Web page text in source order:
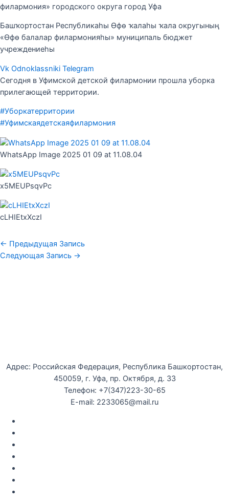
филармония» городского округа город Уфа
Башҡортостан Республикаһы Өфө ҡалаһы ҡала округының
«Өфө балалар филармонияһы» муниципаль бюджет
учреждениеһы
Vk Odnoklassniki Telegram
Сегодня в Уфимской детской филармонии прошла уборка
прилегающей территории.
#Уборкатерритории
#Уфимскаядетскаяфилармония
WhatsApp Image 2025 01 09 at 11.08.04
x5MEUPsqvPc
cLHIEtxXczI
← Предыдущая Запись
Следующая Запись →
Адрес: Российская Федерация, Республика Башкортостан,
450059, г. Уфа, пр. Октября, д. 33
Телефон: +7(347)223-30-65
E-mail: 2233065@mail.ru